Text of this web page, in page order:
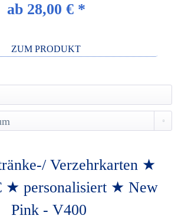
ab 28,00 € *
ZUM PRODUKT